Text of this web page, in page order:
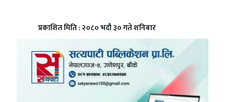
प्रकाशित मिति : २०८० भदौ ३० गते शनिबार